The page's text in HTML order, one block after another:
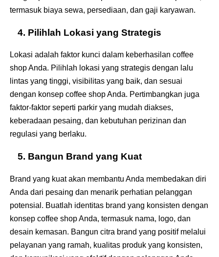
termasuk biaya sewa, persediaan, dan gaji karyawan.
4. Pilihlah Lokasi yang Strategis
Lokasi adalah faktor kunci dalam keberhasilan coffee
shop Anda. Pilihlah lokasi yang strategis dengan lalu
lintas yang tinggi, visibilitas yang baik, dan sesuai
dengan konsep coffee shop Anda. Pertimbangkan juga
faktor-faktor seperti parkir yang mudah diakses,
keberadaan pesaing, dan kebutuhan perizinan dan
regulasi yang berlaku.
5. Bangun Brand yang Kuat
Brand yang kuat akan membantu Anda membedakan diri
Anda dari pesaing dan menarik perhatian pelanggan
potensial. Buatlah identitas brand yang konsisten dengan
konsep coffee shop Anda, termasuk nama, logo, dan
desain kemasan. Bangun citra brand yang positif melalui
pelayanan yang ramah, kualitas produk yang konsisten,